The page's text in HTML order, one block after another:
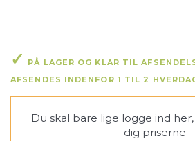
PÅ LAGER OG KLAR TIL
AFSENDES INDENFOR 1 TIL 2
Du skal bare lige logge ind her
dig priserne